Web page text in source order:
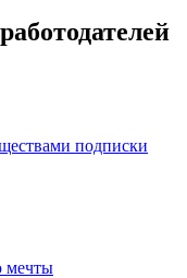
подписки
мечты